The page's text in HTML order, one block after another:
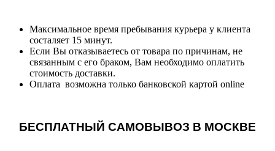
Максимальное время пребывания курьера у клиента
состаляет 15 минут.
Если Вы отказываетесь от товара по причинам, не
связанным с его браком, Вам необходимо оплатить
стоимость доставки.
Оплата возможна только банковской картой online
БЕСПЛАТНЫЙ САМОВЫВОЗ В МОСКВЕ